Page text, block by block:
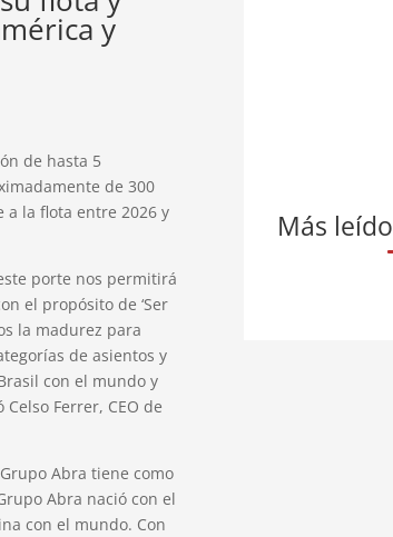
y
de hasta 5
de 300
a la flota entre 2026 y
porte nos permitirá
el propósito de ‘Ser
la madurez para
de asientos y
con el mundo y
Ferrer, CEO de
Abra tiene como
Abra nació con el
con el mundo. Con
Más leído